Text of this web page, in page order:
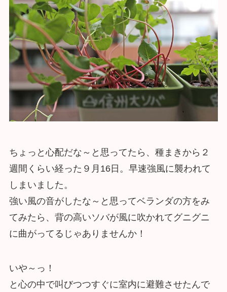
ちょっと心配だな～と思ってたら、種まきから２
週間くらい経った９月16日。早速強風に襲われて
しまいました。
強い風の音がしたな～と思ってベランダの方をみ
てみたら、背の高いソバが風に吹かれてグニグニ
に曲がってるじゃありませんか！
いや～っ！
と心の中で叫びつつすぐに室内に避難させたんで